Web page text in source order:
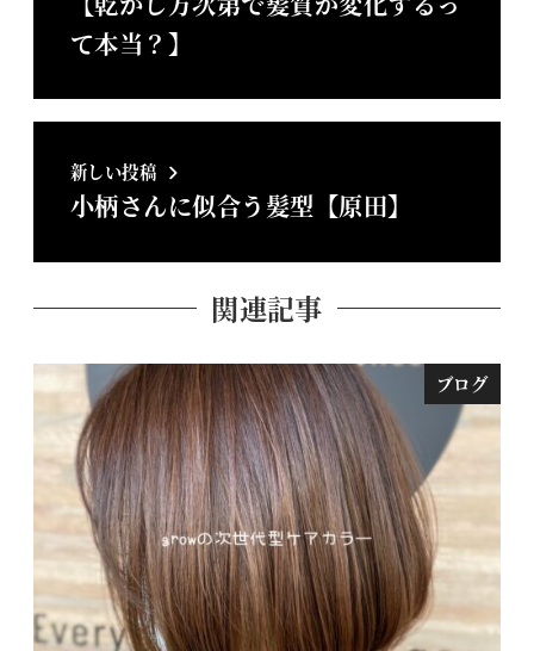
て本当？】
新しい投稿
小柄さんに似合う髪型【原田】
関連記事
ブログ